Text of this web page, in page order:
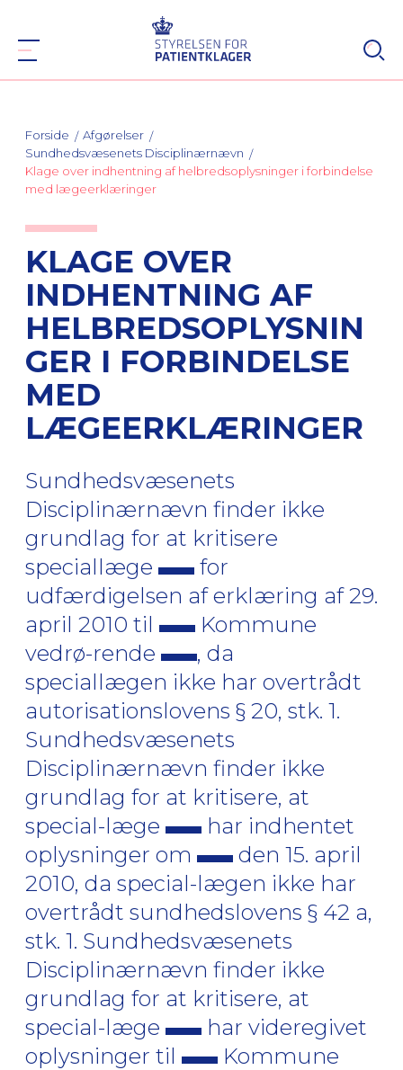
Forside
Afgørelser
Sundhedsvæsenets Disciplinærnævn
Klage over indhentning af helbredsoplysninger i forbindelse
med lægeerklæringer
KLAGE OVER
INDHENTNING AF
HELBREDSOPLYSNIN
GER I FORBINDELSE
MED
LÆGEERKLÆRINGER
Sundhedsvæsenets
Disciplinærnævn finder ikke
grundlag for at kritisere
speciallæge
for
udfærdigelsen af erklæring af 29.
april 2010 til
Kommune
vedrø-rende
, da
speciallægen ikke har overtrådt
autorisationslovens § 20, stk. 1.
Sundhedsvæsenets
Disciplinærnævn finder ikke
grundlag for at kritisere, at
special-læge
har indhentet
oplysninger om
den 15. april
2010, da special-lægen ikke har
overtrådt sundhedslovens § 42 a,
stk. 1. Sundhedsvæsenets
Disciplinærnævn finder ikke
grundlag for at kritisere, at
special-læge
har videregivet
oplysninger til
Kommune